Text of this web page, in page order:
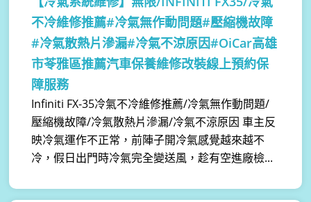
不冷維修推薦#冷氣無作動問題#壓縮機故障
#冷氣散熱片滲漏#冷氣不涼原因#OiCar高雄
市苓雅區推薦汽車保養維修改裝線上預約保
障服務
Infiniti FX-35冷氣不冷維修推薦/冷氣無作動問題/
壓縮機故障/冷氣散熱片滲漏/冷氣不涼原因 車主反
映冷氣運作不正常，前陣子開冷氣感覺越來越不
冷，假日出門時冷氣完全變送風，趁有空進廠檢...